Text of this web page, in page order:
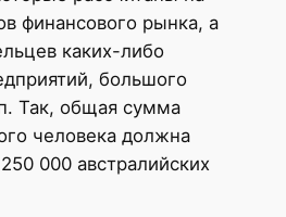
финансового рынка, а
каких-либо
большого
Так, общая сумма
человека должна
000 австралийских